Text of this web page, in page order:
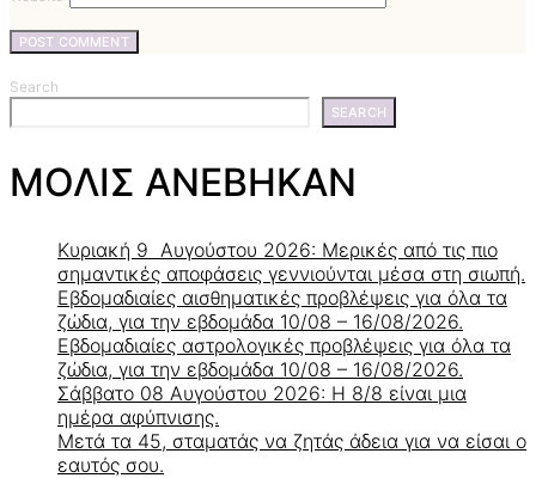
Search
SEARCH
ΜΟΛΙΣ ΑΝΕΒΗΚΑΝ
Κυριακή 9 Αυγούστου 2026: Μερικές από τις πιο
σημαντικές αποφάσεις γεννιούνται μέσα στη σιωπή.
Εβδομαδιαίες αισθηματικές προβλέψεις για όλα τα
ζώδια, για την εβδομάδα 10/08 – 16/08/2026.
Εβδομαδιαίες αστρολογικές προβλέψεις για όλα τα
ζώδια, για την εβδομάδα 10/08 – 16/08/2026.
Σάββατο 08 Αυγούστου 2026: Η 8/8 είναι μια
ημέρα αφύπνισης.
Μετά τα 45, σταματάς να ζητάς άδεια για να είσαι ο
εαυτός σου.